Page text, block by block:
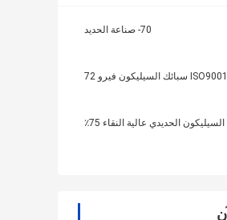
70- صناعة الحديد
ISO9001 سبائك السيليكون فيرو 72
الحديدي عالية النقاء 75٪